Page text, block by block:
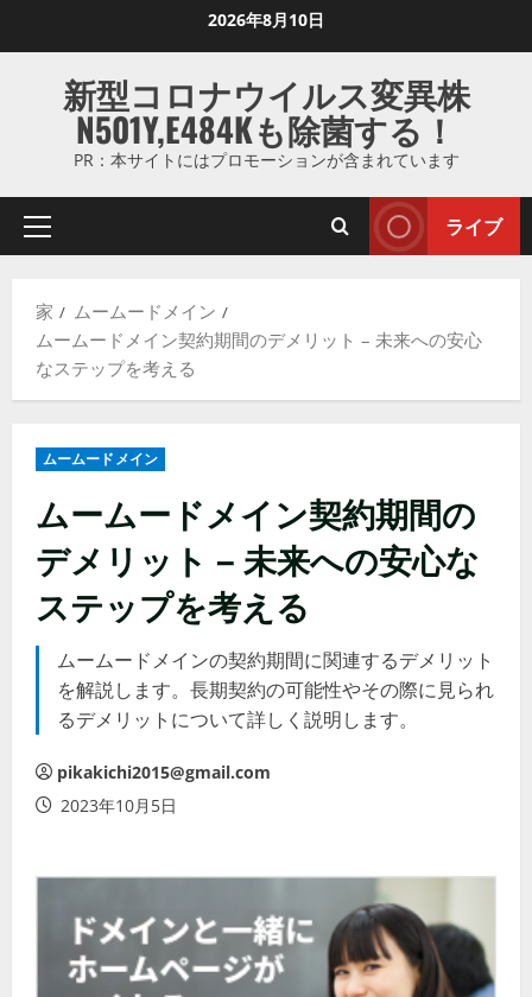
ス
ッ
2026年8月10日
新型コロナウイルス変異株
N501Y,E484Kも除菌する！
PR：本サイトにはプロモーションが含まれています
プ
マ
リ
メ
ー
ライブ
家
ムームードメイン
ムームードメイン契約期間のデメリット – 未来への安心
なステップを考える
ムームードメイン
ムームードメイン契約期間の
デメリット – 未来への安心な
ステップを考える
ムームードメインの契約期間に関連するデメリット
を解説します。長期契約の可能性やその際に見られ
るデメリットについて詳しく説明します。
pikakichi2015@gmail.com
2023年10月5日